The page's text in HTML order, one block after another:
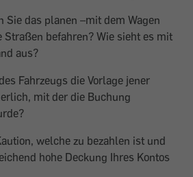
Sie das planen –mit dem Wagen
Straßen befahren? Wie sieht es mit
aus?
Fahrzeugs die Vorlage jener
mit der die Buchung
welche zu bezahlen ist und
hohe Deckung Ihres Kontos